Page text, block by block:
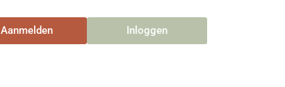
Aanmelden Inloggen